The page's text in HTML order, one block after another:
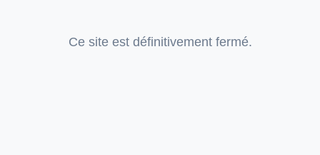
Ce site est définitivement fermé.